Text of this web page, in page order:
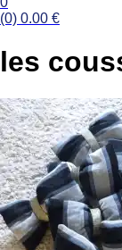
(0) 0.00 €
les